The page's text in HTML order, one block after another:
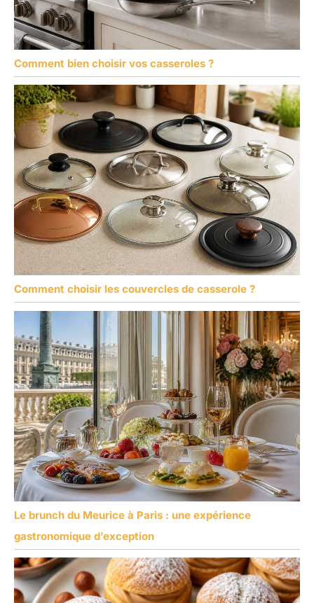
Comment bien choisir vos casseroles ?
Comment choisir les couvercles de casserole ?
Le brunch du Meurice à Paris : une expérience
gastronomique d’exception